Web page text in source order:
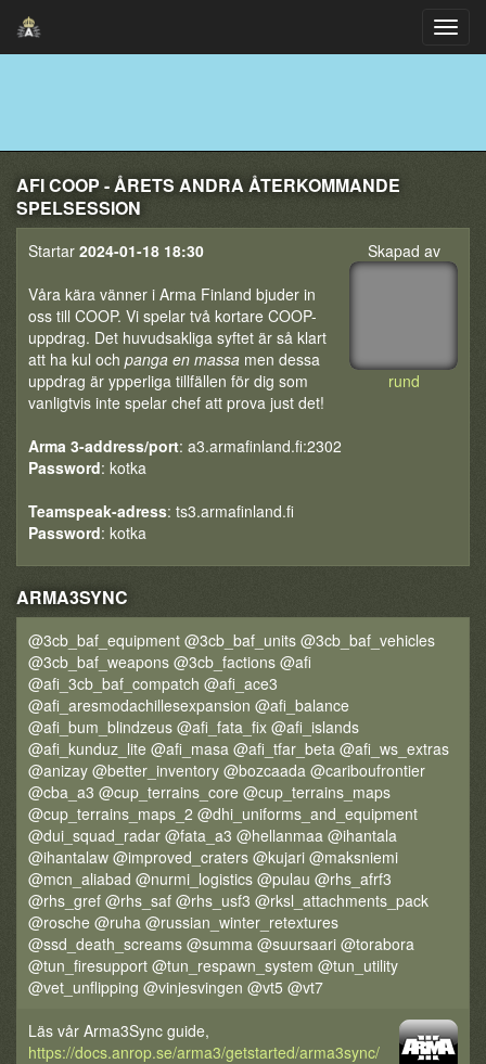
AFI COOP - ÅRETS ANDRA ÅTERKOMMANDE
SPELSESSION
Skapad av
rund
Startar 2024-01-18 18:30
Våra kära vänner i Arma Finland bjuder in
oss till COOP. Vi spelar två kortare COOP-
uppdrag. Det huvudsakliga syftet är så klart
att ha kul och panga en massa men dessa
uppdrag är ypperliga tillfällen för dig som
vanligtvis inte spelar chef att prova just det!
Arma 3-address/port: a3.armafinland.fi:2302
Password: kotka
Teamspeak-adress: ts3.armafinland.fi
Password: kotka
ARMA3SYNC
@3cb_baf_equipment @3cb_baf_units @3cb_baf_vehicles
@3cb_baf_weapons @3cb_factions @afi
@afi_3cb_baf_compatch @afi_ace3
@afi_aresmodachillesexpansion @afi_balance
@afi_bum_blindzeus @afi_fata_fix @afi_islands
@afi_kunduz_lite @afi_masa @afi_tfar_beta @afi_ws_extras
@anizay @better_inventory @bozcaada @cariboufrontier
@cba_a3 @cup_terrains_core @cup_terrains_maps
@cup_terrains_maps_2 @dhi_uniforms_and_equipment
@dui_squad_radar @fata_a3 @hellanmaa @ihantala
@ihantalaw @improved_craters @kujari @maksniemi
@mcn_aliabad @nurmi_logistics @pulau @rhs_afrf3
@rhs_gref @rhs_saf @rhs_usf3 @rksl_attachments_pack
@rosche @ruha @russian_winter_retextures
@ssd_death_screams @summa @suursaari @torabora
@tun_firesupport @tun_respawn_system @tun_utility
@vet_unflipping @vinjesvingen @vt5 @vt7
Läs vår Arma3Sync guide,
https://docs.anrop.se/arma3/getstarted/arma3sync/